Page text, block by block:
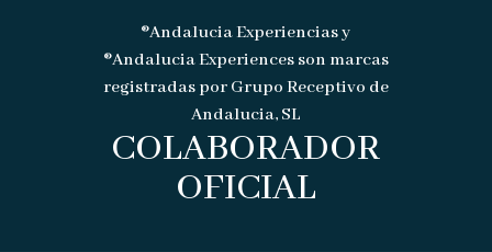
®Andalucia Experiencias y
®Andalucia Experiences son marcas
registradas por Grupo Receptivo de
Andalucia, SL
COLABORADOR
OFICIAL